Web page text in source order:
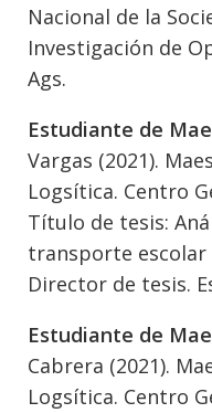
Nacional de la
Investigación de
Ags.
Estudiante de
Vargas (2021).
Logsítica. Centro
Título de tesis:
transporte escolar
Director de tesis.
Estudiante de
Cabrera (2021).
Logsítica. Centro